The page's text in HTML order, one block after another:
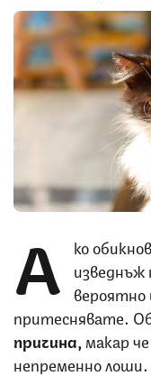
А
ко
изведнъж
вероятно
притеснявате.
причина, макар
непременно лоши.